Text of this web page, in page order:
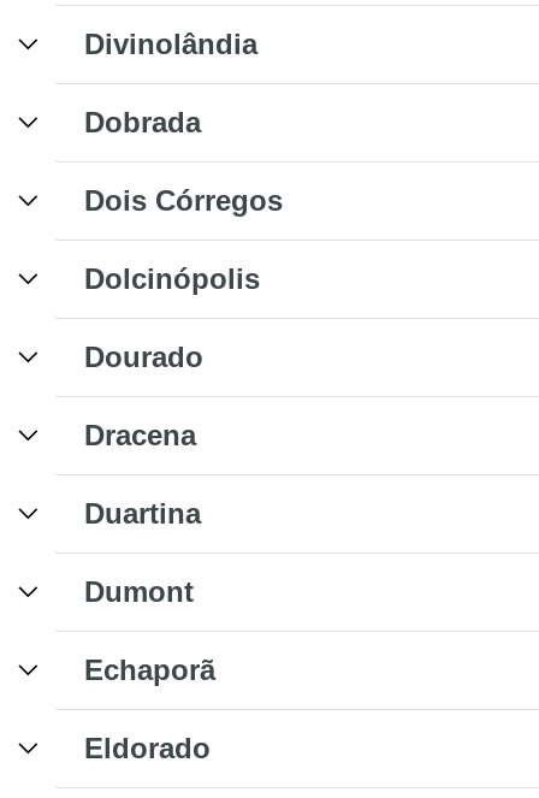
Divinolândia
Dobrada
Dois Córregos
Dolcinópolis
Dourado
Dracena
Duartina
Dumont
Echaporã
Eldorado